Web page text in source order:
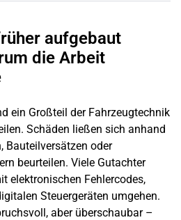
aufgebaut
die Arbeit
ein Großteil der Fahrzeugtechnik
Schäden ließen sich anhand
Bauteilversätzen oder
beurteilen. Viele Gutachter
elektronischen Fehlercodes,
Steuergeräten umgehen.
aber überschaubar –